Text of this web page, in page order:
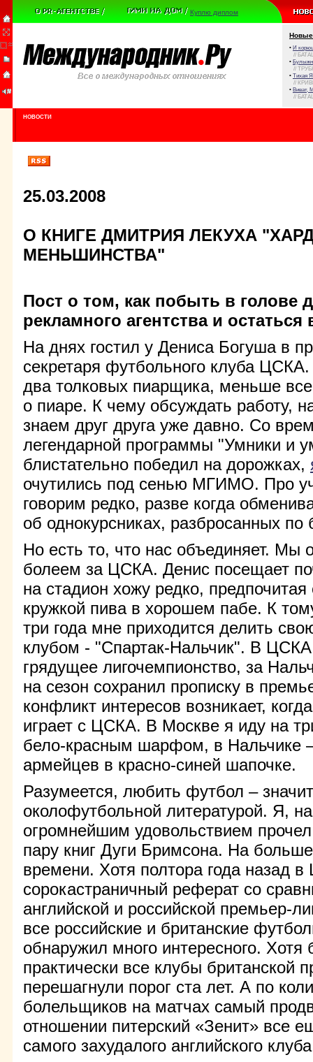
Куплю диплом
Новые
• И
//
•
//
• Тихая
//
• Виват,
//
НОВОСТИ
25.03.2008
О КНИГЕ ДМИТРИЯ ЛЕКУХА
МЕНЬШИНСТВА"
Пост о том, как побыть в голове
рекламного агентства и
На днях гостил у Дениса Богуша в
секретаря футбольного клуба ЦСКА.
два толковых пиарщика, меньше
о пиаре. К чему обсуждать работу,
знаем друг друга уже давно. Со
легендарной программы "Умники и
блистательно победил на дорожках,
очутились под сенью МГИМО. Про
говорим редко, разве когда
об однокурсниках, разбросанных по
Но есть то, что нас объединяет.
болеем за ЦСКА. Денис посещает
на стадион хожу редко, предпочитая
кружкой пива в хорошем пабе. К
три года мне приходится делить
клубом - "Спартак-Нальчик". В
грядущее лигочемпионство, за
на сезон сохранил прописку в
конфликт интересов возникает,
играет с ЦСКА. В Москве я иду на
бело-красным шарфом, в Нальчике
армейцев в красно-синей шапочке.
Разумеется, любить футбол –
околофутбольной литературой. Я,
огромнейшим удовольствием
пару книг Дуги Бримсона. На
времени. Хотя полтора года назад
сорокастраничный реферат со
английской и российской премьер-
все российские и британские
обнаружил много интересного. Хотя
практически все клубы британской
перешагнули порог ста лет. А по
болельщиков на матчах самый
отношении питерский «Зенит» все
самого захудалого английского